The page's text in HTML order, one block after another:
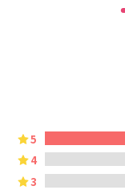
5
4
3